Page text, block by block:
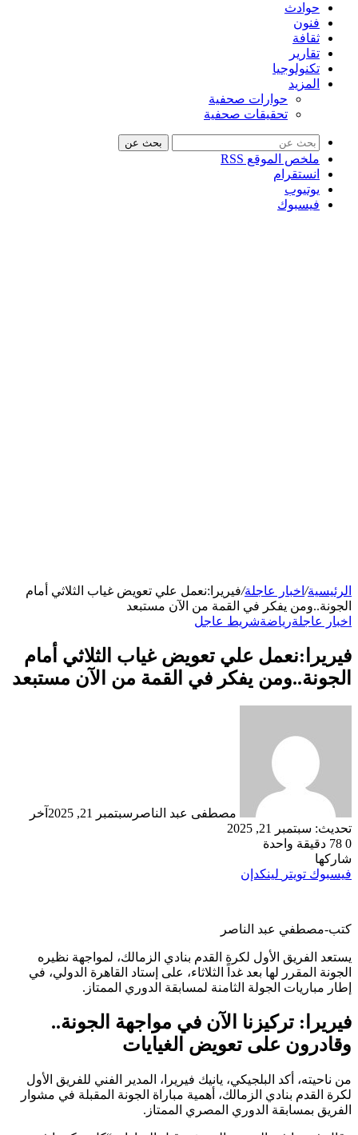
حوادث
فنون
ثقافة
تقارير
تكنولوجيا
المزيد
حوارات صحفية
تحقيقات صحفية
بحث عن
ملخص الموقع RSS
انستقرام
يوتيوب
فيسبوك
الرئيسية/ اخبار عاجلة/فيريرا:نعمل علي تعويض غياب الثلاثي أمام
الجونة..ومن يفكر في القمة من الآن مستبعد
اخبار عاجلةرياضةشريط عاجل
فيريرا:نعمل علي تعويض غياب الثلاثي أمام
الجونة..ومن يفكر في القمة من الآن مستبعد
مصطفى عبد الناصر سبتمبر 21, 2025
آخر
تحديث: سبتمبر 21, 2025
0
دقيقة واحدة
شاركها
فيسبوك تويتر لينكدإن
كتب-مصطفي عبد الناصر
يستعد الفريق الأول لكرة القدم بنادي الزمالك، لمواجهة نظيره
الجونة المقرر لها بعد غداً الثلاثاء، على إستاد القاهرة الدولي، في
إطار مباريات الجولة الثامنة لمسابقة الدوري الممتاز.
فيريرا: تركيزنا الآن في مواجهة الجونة..
وقادرون على تعويض الغيايات
من ناحيته، أكد البلجيكي، يانيك فيريرا، المدير الفني للفريق الأول
لكرة القدم بنادي الزمالك، أهمية مباراة الجونة المقبلة في مشوار
الفريق بمسابقة الدوري المصري الممتاز.